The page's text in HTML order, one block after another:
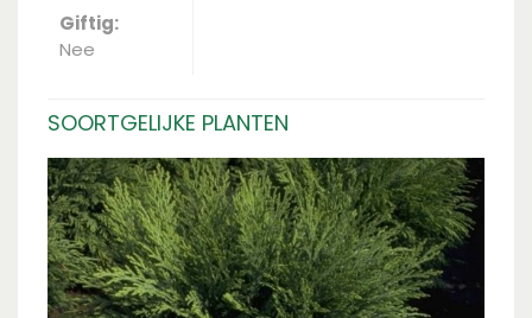
Giftig:
Nee
SOORTGELIJKE PLANTEN